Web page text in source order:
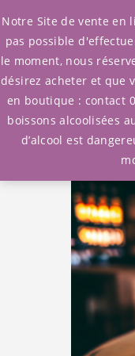
Accueil/Gins /Gins/
Notre Site de vente en
pas possible
le moment, nous
désirez acheter et que
en boutique : contact
boissons alcoolisées
d’alcool est